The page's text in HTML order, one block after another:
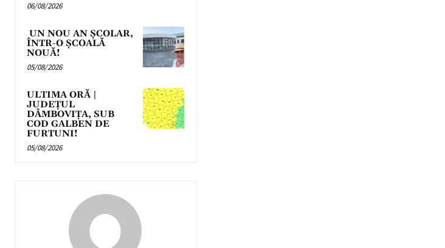
06/08/2026
UN NOU AN ȘCOLAR,
ÎNTR-O ȘCOALĂ
NOUĂ!
05/08/2026
ULTIMA ORĂ |
JUDEȚUL
DÂMBOVIȚA, SUB
COD GALBEN DE
FURTUNI!
05/08/2026